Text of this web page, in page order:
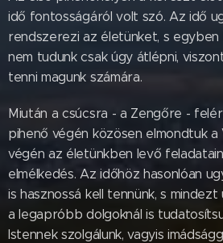
idő fontosságáról volt szó. Az idő
rendszerezi az életünket, s egyben
nem tudunk csak úgy átlépni,
tenni magunk számára.
Miután a csúcsra - a Zengőre -
pihenő végén közösen elmondtuk a
végén az életünkben levő
elmélkedés. Az időhöz hasonlóan
is hasznossá kell tennünk, s
a legapróbb dolgoknál is
Istennek szolgálunk, vagyis